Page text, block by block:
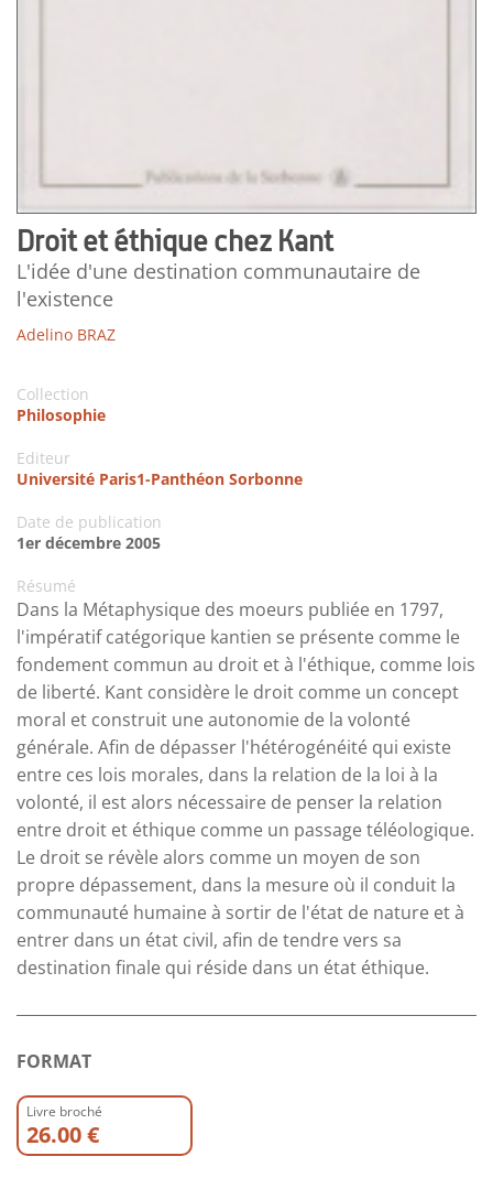
Droit et éthique chez Kant
L'idée d'une destination communautaire de
l'existence
Adelino BRAZ
Collection
Philosophie
Editeur
Université Paris1-Panthéon Sorbonne
Date de publication
1er décembre 2005
Résumé
Dans la Métaphysique des moeurs publiée en 1797,
l'impératif catégorique kantien se présente comme le
fondement commun au droit et à l'éthique, comme lois
de liberté. Kant considère le droit comme un concept
moral et construit une autonomie de la volonté
générale. Afin de dépasser l'hétérogénéité qui existe
entre ces lois morales, dans la relation de la loi à la
volonté, il est alors nécessaire de penser la relation
entre droit et éthique comme un passage téléologique.
Le droit se révèle alors comme un moyen de son
propre dépassement, dans la mesure où il conduit la
communauté humaine à sortir de l'état de nature et à
entrer dans un état civil, afin de tendre vers sa
destination finale qui réside dans un état éthique.
FORMAT
Livre broché
26.00 €